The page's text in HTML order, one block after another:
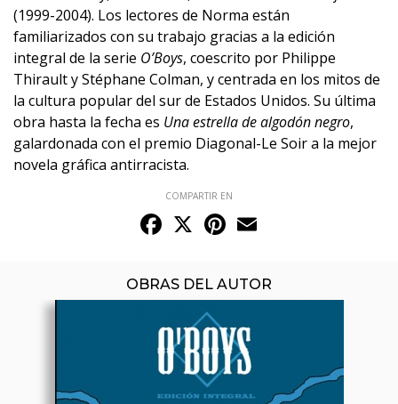
(1999-2004). Los lectores de Norma están
familiarizados con su trabajo gracias a la edición
integral de la serie O’Boys, coescrito por Philippe
Thirault y Stéphane Colman, y centrada en los mitos de
la cultura popular del sur de Estados Unidos. Su última
obra hasta la fecha es Una estrella de algodón negro,
galardonada con el premio Diagonal-Le Soir a la mejor
novela gráfica antirracista.
COMPARTIR EN
Facebook
X Pinterest
OBRAS DEL AUTOR